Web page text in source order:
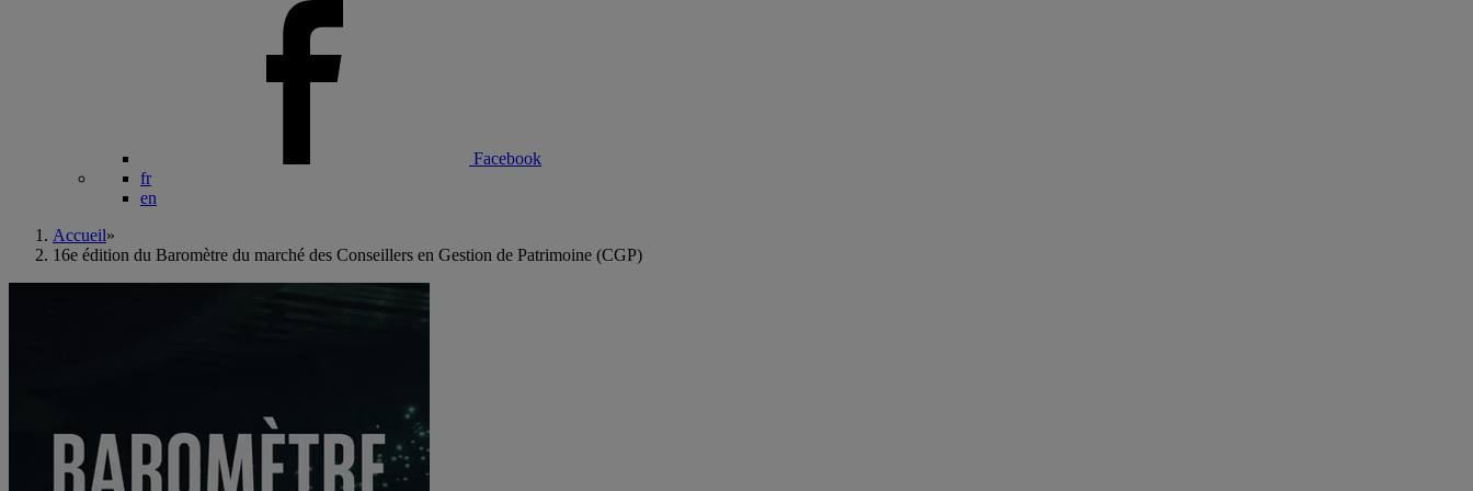
Facebook
fr
en
Accueil»
16e édition du Baromètre du marché des Conseillers en Gestion de Patrimoine (CGP)